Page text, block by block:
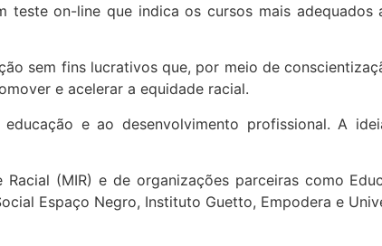
teste on-line que indica os cursos mais
sem fins lucrativos que, por meio de
e acelerar a equidade racial.
e ao desenvolvimento profissional. A
(MIR) e de organizações parceiras como
Espaço Negro, Instituto Guetto, Empodera e